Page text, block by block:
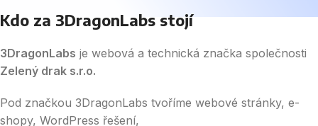
Kdo za 3DragonLabs stojí
3DragonLabs je webová a technická značka společnosti
Zelený drak s.r.o.
Pod značkou 3DragonLabs tvoříme webové stránky, e-
shopy, WordPress řešení,